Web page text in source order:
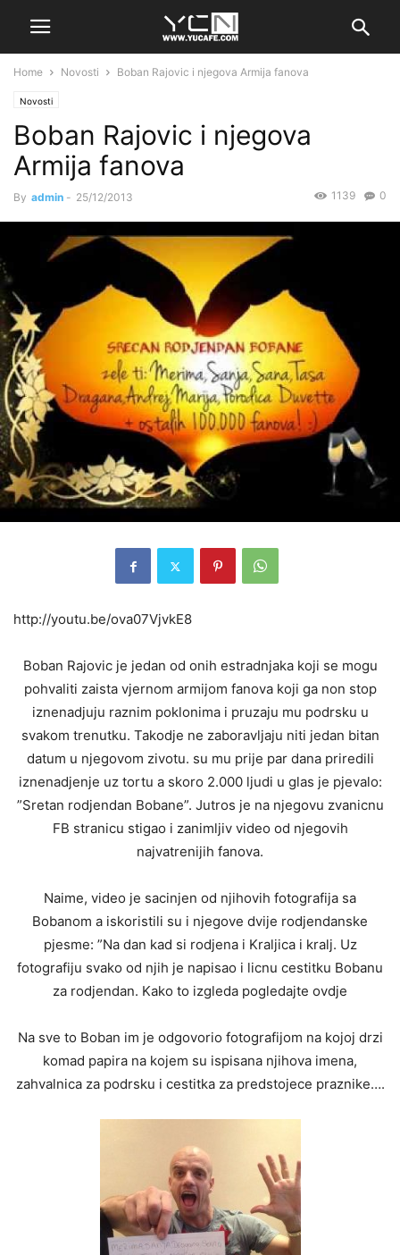
Home Novosti Boban Rajovic i njegova Armija fanova
Novosti
Boban Rajovic i njegova
Armija fanova
By admin - 25/12/2013 0
1139
http://youtu.be/ova07VjvkE8
Boban Rajovic je jedan od onih estradnjaka koji se mogu
pohvaliti zaista vjernom armijom fanova koji ga non stop
iznenadjuju raznim poklonima i pruzaju mu podrsku u
svakom trenutku. Takodje ne zaboravljaju niti jedan bitan
datum u njegovom zivotu. su mu prije par dana priredili
iznenadjenje uz tortu a skoro 2.000 ljudi u glas je pjevalo:
”Sretan rodjendan Bobane”. Jutros je na njegovu zvanicnu
FB stranicu stigao i zanimljiv video od njegovih
najvatrenijih fanova.
Naime, video je sacinjen od njihovih fotografija sa
Bobanom a iskoristili su i njegove dvije rodjendanske
pjesme: ”Na dan kad si rodjena i Kraljica i kralj. Uz
fotografiju svako od njih je napisao i licnu cestitku Bobanu
za rodjendan. Kako to izgleda pogledajte ovdje
Na sve to Boban im je odgovorio fotografijom na kojoj drzi
komad papira na kojem su ispisana njihova imena,
zahvalnica za podrsku i cestitka za predstojece praznike….